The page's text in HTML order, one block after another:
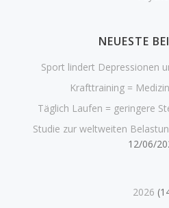
NEUESTE
Sport lindert Depressionen
Krafttraining = Medizin
Täglich Laufen = geringere
Studie zur weltweiten
12/06/
2026